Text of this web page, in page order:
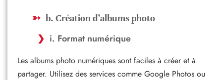
b. Création d’albums photo
i. Format numérique
Les albums photo numériques sont faciles à créer et à
partager. Utilisez des services comme Google Photos ou